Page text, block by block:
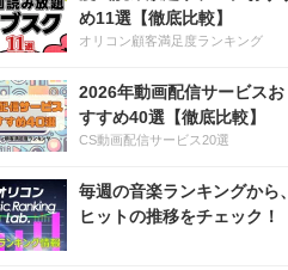
め11選【徹底比較】
オリコン顧客満足度ランキング
2026年動画配信サービスお
すすめ40選【徹底比較】
CS動画配信サービス20選
毎週の音楽ランキングから、
ヒットの推移をチェック！